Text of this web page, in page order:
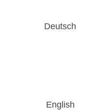
Deutsch
English